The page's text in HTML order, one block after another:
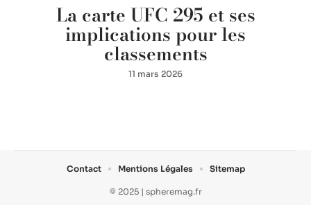
La carte UFC 295 et ses
implications pour les
classements
11 mars 2026
© 2025 | spheremag.fr
Contact Mentions Légales Sitemap